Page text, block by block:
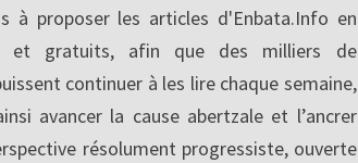
à proposer les articles d'Enbata.Info en
et gratuits, afin que des milliers de
continuer à les lire chaque semaine,
avancer la cause abertzale et l’ancrer
résolument progressiste, ouverte